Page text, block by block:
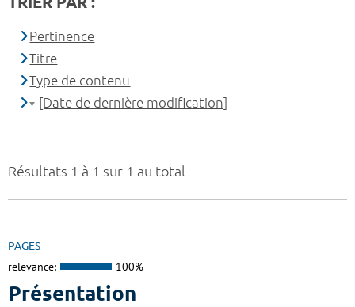
Résultats 1 à 1 sur 1 au total
PAGES
relevance: 100%
Présentation
Pertinence
Titre
Type de contenu
[Date de dernière modification]